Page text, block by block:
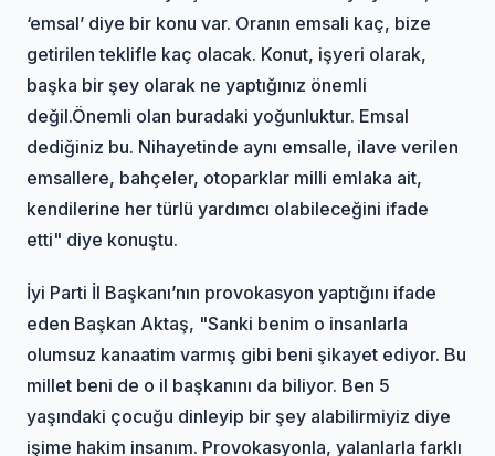
‘emsal’ diye bir konu var. Oranın emsali kaç, bize
getirilen teklifle kaç olacak. Konut, işyeri olarak,
başka bir şey olarak ne yaptığınız önemli
değil.Önemli olan buradaki yoğunluktur. Emsal
dediğiniz bu. Nihayetinde aynı emsalle, ilave verilen
emsallere, bahçeler, otoparklar milli emlaka ait,
kendilerine her türlü yardımcı olabileceğini ifade
etti" diye konuştu.
İyi Parti İl Başkanı’nın provokasyon yaptığını ifade
eden Başkan Aktaş, "Sanki benim o insanlarla
olumsuz kanaatim varmış gibi beni şikayet ediyor. Bu
millet beni de o il başkanını da biliyor. Ben 5
yaşındaki çocuğu dinleyip bir şey alabilirmiyiz diye
işime hakim insanım. Provokasyonla, yalanlarla farklı